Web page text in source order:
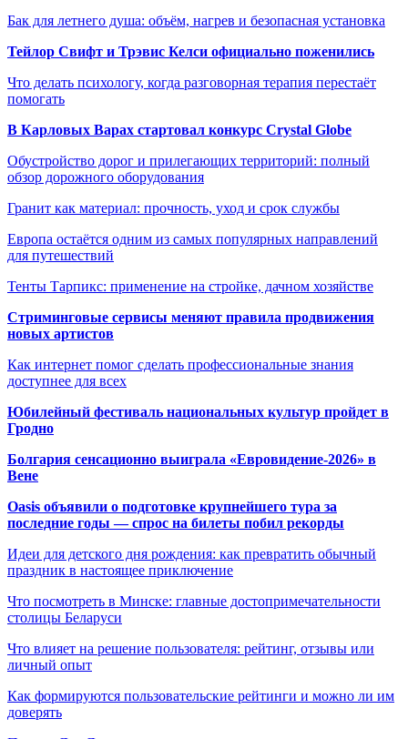
Бак для летнего душа: объём, нагрев и безопасная установка
Тейлор Свифт и Трэвис Келси официально поженились
Что делать психологу, когда разговорная терапия перестаёт
помогать
В Карловых Варах стартовал конкурс Crystal Globe
Обустройство дорог и прилегающих территорий: полный
обзор дорожного оборудования
Гранит как материал: прочность, уход и срок службы
Европа остаётся одним из самых популярных направлений
для путешествий
Тенты Тарпикс: применение на стройке, дачном хозяйстве
Стриминговые сервисы меняют правила продвижения
новых артистов
Как интернет помог сделать профессиональные знания
доступнее для всех
Юбилейный фестиваль национальных культур пройдет в
Гродно
Болгария сенсационно выиграла «Евровидение-2026» в
Вене
Oasis объявили о подготовке крупнейшего тура за
последние годы — спрос на билеты побил рекорды
Идеи для детского дня рождения: как превратить обычный
праздник в настоящее приключение
Что посмотреть в Минске: главные достопримечательности
столицы Беларуси
Что влияет на решение пользователя: рейтинг, отзывы или
личный опыт
Как формируются пользовательские рейтинги и можно ли им
доверять